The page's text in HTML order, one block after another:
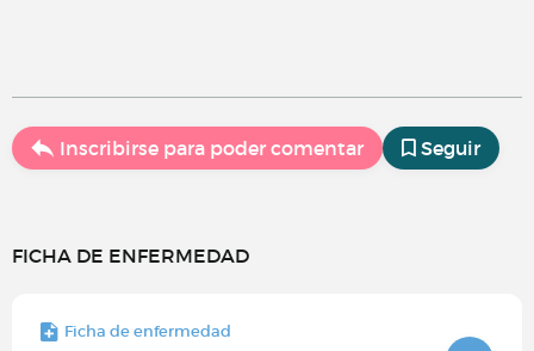
Inscribirse para poder comentar Seguir
FICHA DE ENFERMEDAD
Ficha de enfermedad